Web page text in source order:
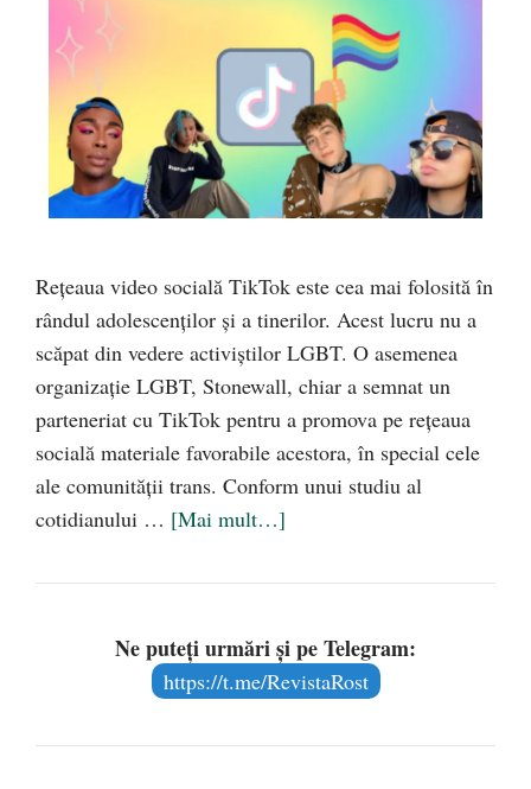
Rețeaua video socială TikTok este cea mai folosită în
rândul adolescenților și a tinerilor. Acest lucru nu a
scăpat din vedere activiștilor LGBT. O asemenea
organizație LGBT, Stonewall, chiar a semnat un
parteneriat cu TikTok pentru a promova pe rețeaua
socială materiale favorabile acestora, în special cele
ale comunității trans. Conform unui studiu al
cotidianului … [Mai mult…]
Ne puteți urmări și pe Telegram:
https://t.me/RevistaRost